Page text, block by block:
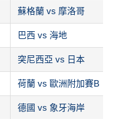
蘇格蘭 vs 摩洛哥
巴西 vs 海地
突尼西亞 vs 日本
荷蘭 vs 歐洲附加賽B
德國 vs 象牙海岸